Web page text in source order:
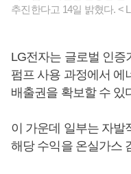
추진한다고 14일 밝혔다. <
LG전자는 글로벌 인
펌프 사용 과정에서 에
배출권을 확보할 수 있
이 가운데 일부는 자발
해당 수익을 온실가스